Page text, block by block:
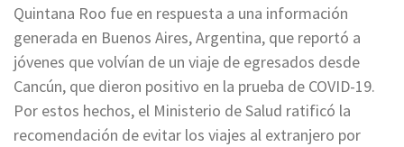
Quintana Roo fue en respuesta a una información
generada en Buenos Aires, Argentina, que reportó a
jóvenes que volvían de un viaje de egresados desde
Cancún, que dieron positivo en la prueba de COVID-19.
Por estos hechos, el Ministerio de Salud ratificó la
recomendación de evitar los viajes al extranjero por